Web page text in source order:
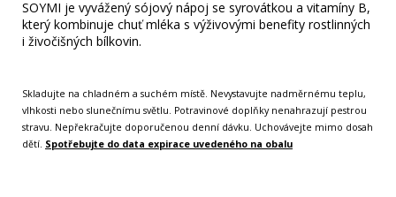
SOYMI je vyvážený sójový nápoj se syrovátkou a vitamíny B,
který kombinuje chuť mléka s výživovými benefity rostlinných
i živočišných bílkovin.
Skladujte na chladném a suchém místě. Nevystavujte nadměrnému teplu,
vlhkosti nebo slunečnímu světlu. Potravinové doplňky nenahrazují pestrou
stravu. Nepřekračujte doporučenou denní dávku. Uchovávejte mimo dosah
dětí. Spotřebujte do data expirace uvedeného na obalu